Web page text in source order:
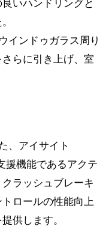
いハンドリングと
インドゥガラス周り
らに引き上げ、室
、アイサイト
援機能であるアクテ
ラッシュブレーキ
ロールの性能向上
供します。